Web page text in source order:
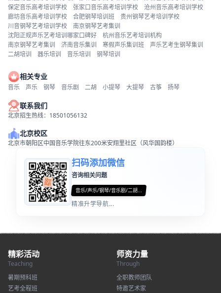
保定音乐高考培训学校
张家口音乐高考培训学校
沧州音乐高考培训学校
廊坊音乐高考培训学校
合肥钢琴培训班
贵州钢琴艺考培训学校
川音钢琴艺考培训学校
南京钢琴艺考集训
沈阳正规声乐艺考培训哪家口碑好
杭州音乐艺考培训机构
南京钢琴艺考集训
济南音乐集训 寒假声乐集训班
声乐艺考生钢琴集训
二胡培训
器乐培训 音乐培训 钢琴培训
相关专业
音乐 声乐 钢琴 音乐剧 二胡 小提琴 大提琴 古筝 扬琴
联系我们
北京招生热线：18501056132
北京校区
北京市朝阳区中国音乐学院往东200米安翔里社区（风华国韵楼）
扫码添加微信
咨询相关问题
音乐/声乐/钢琴/音乐剧/二胡...
精准升学导航...
精彩活动
Teaching
暑期预科班
艺考全程班
师资力量
Through
全职教师团队
特邀艺术家